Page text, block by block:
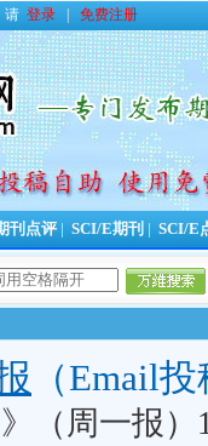
请 登录 免费注册
刊点评 SCI/E期刊 SCI/E
（Email
（周一报